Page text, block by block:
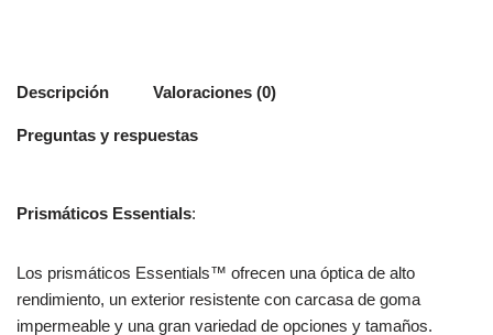
Descripción Valoraciones (0)
Preguntas y respuestas
Prismáticos Essentials:
Los prismáticos Essentials™ ofrecen una óptica de alto
rendimiento, un exterior resistente con carcasa de goma
impermeable y una gran variedad de opciones y tamaños.